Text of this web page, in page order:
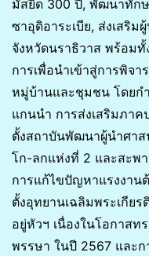
มัสยิด 300 ปี, พัฒนาทักษ
ซาอุดิอาระเบีย, ส่งเสริ
จังหวัดนราธิวาส พร้อม
การเพื่อนำเข้าสู่การพิจ
หมู่บ้านและชุมชน โดย
แกนนำ การส่งเสริมภา
ตั้งสถาบันพัฒนาผู้นำศา
โก-ลกแห่งที่ 2 และสะพ
การแก้ไขปัญหาแรงงาน
ตั้งอุทยานเฉลิมพระเกียร
อยู่หัวฯ เนื่องในโอกาส
พรรษา ในปี 2567 และก